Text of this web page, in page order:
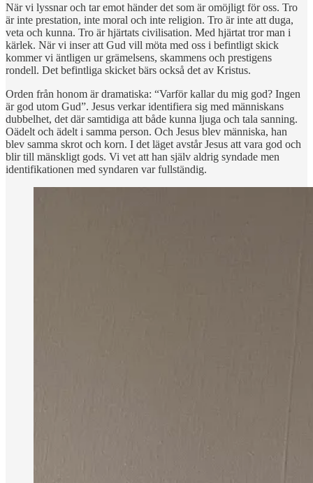
När vi lyssnar och tar emot händer det som är omöjligt för oss. Tro
är inte prestation, inte moral och inte religion. Tro är inte att duga,
veta och kunna. Tro är hjärtats civilisation. Med hjärtat tror man i
kärlek. När vi inser att Gud vill möta med oss i befintligt skick
kommer vi äntligen ur grämelsens, skammens och prestigens
rondell. Det befintliga skicket bärs också det av Kristus.
Orden från honom är dramatiska: “Varför kallar du mig god? Ingen
är god utom Gud”. Jesus verkar identifiera sig med människans
dubbelhet, det där samtidiga att både kunna ljuga och tala sanning.
Oädelt och ädelt i samma person. Och Jesus blev människa, han
blev samma skrot och korn. I det läget avstår Jesus att vara god och
blir till mänskligt gods. Vi vet att han själv aldrig syndade men
identifikationen med syndaren var fullständig.